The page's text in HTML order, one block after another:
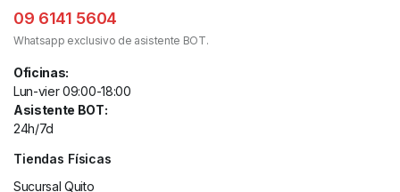
09 6141 5604
Whatsapp exclusivo de asistente BOT.
Oficinas:
Lun-vier 09:00-18:00
Asistente BOT:
24h/7d
Tiendas Físicas
Sucursal Quito